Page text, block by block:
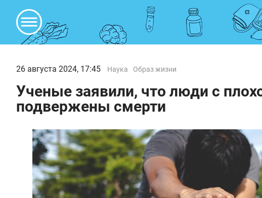
26 августа 2024, 17:45 Наука Образ жизни
Ученые заявили, что люди с
подвержены смерти